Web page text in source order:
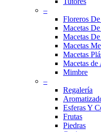
–
Floreros
Macetas
Macetas
Macetas
Macetas
Macetas
Mimbre
–
Regalería
Esferas Y
Frutas
Piedras